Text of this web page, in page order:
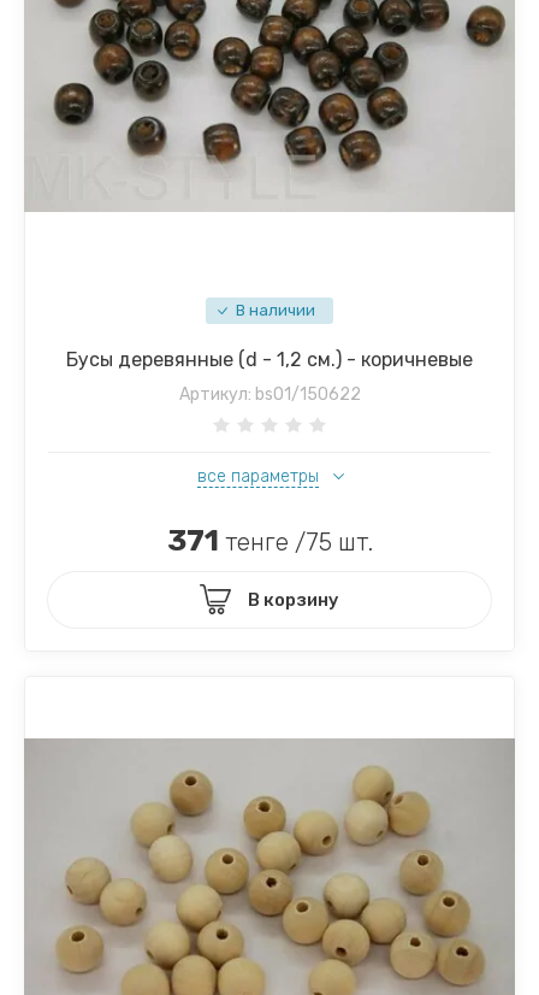
В наличии
Бусы деревянные (d - 1,2 см.) - коричневые
Артикул: bs01/150622
все параметры
371 тенге /75 шт.
В корзину